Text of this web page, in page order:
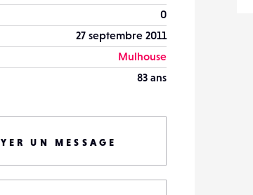
0
27 septembre 2011
Mulhouse
83 ans
UN MESSAGE